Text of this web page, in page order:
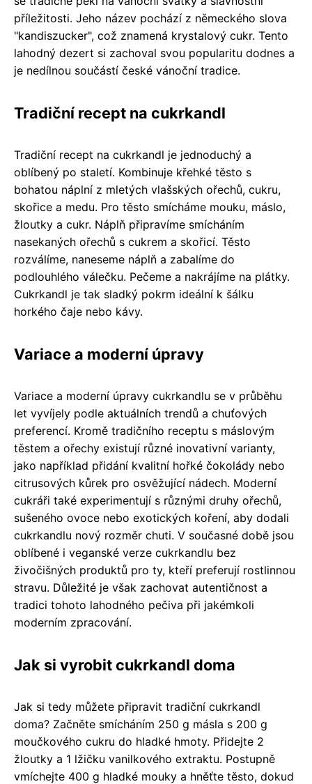
příležitosti. Jeho název pochází z německého slova
"kandiszucker", což znamená krystalový cukr. Tento
lahodný dezert si zachoval svou popularitu dodnes a
je nedílnou součástí české vánoční tradice.
Tradiční recept na cukrkandl
Tradiční recept na cukrkandl je jednoduchý a
oblíbený po staletí. Kombinuje křehké těsto s
bohatou náplní z mletých vlašských ořechů, cukru,
skořice a medu. Pro těsto smícháme mouku, máslo,
žloutky a cukr. Náplň připravíme smícháním
nasekaných ořechů s cukrem a skořicí. Těsto
rozválíme, naneseme náplň a zabalíme do
podlouhlého válečku. Pečeme a nakrájíme na plátky.
Cukrkandl je tak sladký pokrm ideální k šálku
horkého čaje nebo kávy.
Variace a moderní úpravy
Variace a moderní úpravy cukrkandlu se v průběhu
let vyvíjely podle aktuálních trendů a chuťových
preferencí. Kromě tradičního receptu s máslovým
těstem a ořechy existují různé inovativní varianty,
jako například přidání kvalitní hořké čokolády nebo
citrusových kůrek pro osvěžující nádech. Moderní
cukráři také experimentují s různými druhy ořechů,
sušeného ovoce nebo exotických koření, aby dodali
cukrkandlu nový rozměr chuti. V současné době jsou
oblíbené i veganské verze cukrkandlu bez
živočišných produktů pro ty, kteří preferují rostlinnou
stravu. Důležité je však zachovat autentičnost a
tradici tohoto lahodného pečiva při jakémkoli
moderním zpracování.
Jak si vyrobit cukrkandl doma
Jak si tedy můžete připravit tradiční cukrkandl
doma? Začněte smícháním 250 g másla s 200 g
moučkového cukru do hladké hmoty. Přidejte 2
žloutky a 1 lžičku vanilkového extraktu. Postupně
vmíchejte 400 g hladké mouky a hněťte těsto, dokud